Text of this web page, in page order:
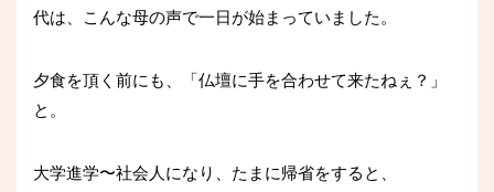
代は、こんな母の声で一日が始まっていました。
夕食を頂く前にも、「仏壇に手を合わせて来たねぇ？」
と。
大学進学〜社会人になり、たまに帰省をすると、